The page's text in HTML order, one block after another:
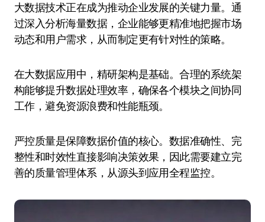
大数据技术正在成为推动企业发展的关键力量。通
过深入分析海量数据，企业能够更精准地把握市场
动态和用户需求，从而制定更有针对性的策略。
在大数据应用中，精研架构是基础。合理的系统架
构能够提升数据处理效率，确保各个模块之间协同
工作，避免资源浪费和性能瓶颈。
严控质量是保障数据价值的核心。数据准确性、完
整性和时效性直接影响决策效果，因此需要建立完
善的质量管理体系，从源头到应用全程监控。